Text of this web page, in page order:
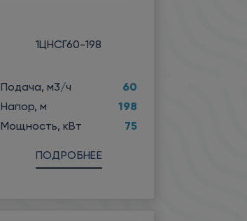
1ЦНСГ60-198
Подача, м3/ч
60
Напор, м
198
Мощность, кВт
75
ПОДРОБНЕЕ